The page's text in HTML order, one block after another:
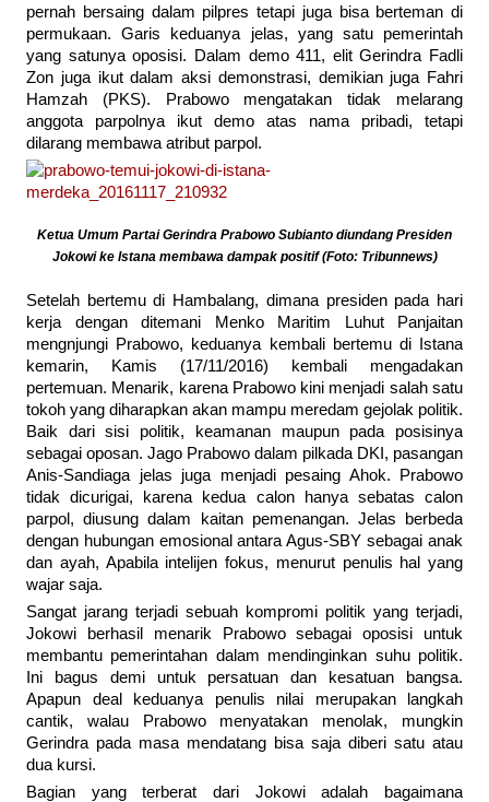
pernah bersaing dalam pilpres tetapi juga bisa berteman di
permukaan. Garis keduanya jelas, yang satu pemerintah
yang satunya oposisi. Dalam demo 411, elit Gerindra Fadli
Zon juga ikut dalam aksi demonstrasi, demikian juga Fahri
Hamzah (PKS). Prabowo mengatakan tidak melarang
anggota parpolnya ikut demo atas nama pribadi, tetapi
dilarang membawa atribut parpol.
Ketua Umum Partai Gerindra Prabowo Subianto diundang Presiden
Jokowi ke Istana membawa dampak positif (Foto: Tribunnews)
Setelah bertemu di Hambalang, dimana presiden pada hari
kerja dengan ditemani Menko Maritim Luhut Panjaitan
mengnjungi Prabowo, keduanya kembali bertemu di Istana
kemarin, Kamis (17/11/2016) kembali mengadakan
pertemuan. Menarik, karena Prabowo kini menjadi salah satu
tokoh yang diharapkan akan mampu meredam gejolak politik.
Baik dari sisi politik, keamanan maupun pada posisinya
sebagai oposan. Jago Prabowo dalam pilkada DKI, pasangan
Anis-Sandiaga jelas juga menjadi pesaing Ahok. Prabowo
tidak dicurigai, karena kedua calon hanya sebatas calon
parpol, diusung dalam kaitan pemenangan. Jelas berbeda
dengan hubungan emosional antara Agus-SBY sebagai anak
dan ayah, Apabila intelijen fokus, menurut penulis hal yang
wajar saja.
Sangat jarang terjadi sebuah kompromi politik yang terjadi,
Jokowi berhasil menarik Prabowo sebagai oposisi untuk
membantu pemerintahan dalam mendinginkan suhu politik.
Ini bagus demi untuk persatuan dan kesatuan bangsa.
Apapun deal keduanya penulis nilai merupakan langkah
cantik, walau Prabowo menyatakan menolak, mungkin
Gerindra pada masa mendatang bisa saja diberi satu atau
dua kursi.
Bagian yang terberat dari Jokowi adalah bagaimana